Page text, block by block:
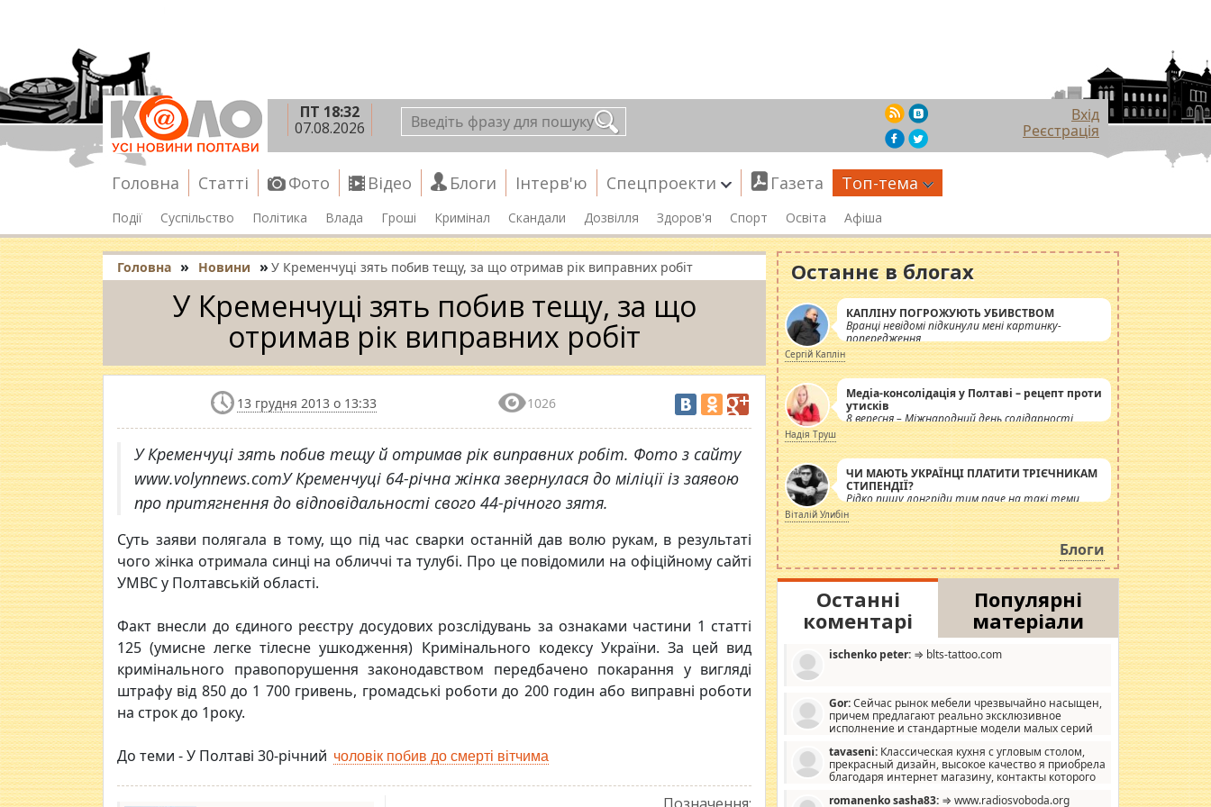
ПТ 18:32
07.08.2026
Вхід
Реєстрація
Головна Статті Фото Відео Блоги Інтерв'ю Спецпроекти Газета Топ-тема
Події Суспільство Політика Влада Гроші Кримінал Скандали Дозвілля Здоров'я Спорт Освіта Афіша
Головна » Новини » У Кременчуці зять побив тещу, за що отримав рік виправних робіт
У Кременчуці зять побив тещу, за що
отримав рік виправних робіт
13 грудня 2013 о 13:33 1026
У Кременчуці зять побив тещу й отримав рік виправних робіт. Фото з сайту
www.volynnews.comУ Кременчуці 64-річна жінка звернулася до міліції із заявою
про притягнення до відповідальності свого 44-річного зятя.
Суть заяви полягала в тому, що під час сварки останній дав волю рукам, в результаті
чого жінка отримала синці на обличчі та тулубі. Про це повідомили на офіційному сайті
УМВС у Полтавській області.
Факт внесли до єдиного реєстру досудових розслідувань за ознаками частини 1 статті
125 (умисне легке тілесне ушкодження) Кримінального кодексу України. За цей вид
кримінального правопорушення законодавством передбачено покарання у вигляді
штрафу від 850 до 1 700 гривень, громадські роботи до 200 годин або виправні роботи
на строк до 1року.
До теми - У Полтаві 30-річний чоловік побив до смерті вітчима
Останнє в блогах
КАПЛІНУ ПОГРОЖУЮТЬ УБИВСТВОМ
Вранці невідомі підкинули мені картинку-
попередження
Сергій Каплін
Медіа-консолідація у Полтаві – рецепт проти
утисків
8 вересня – Міжнародний день солідарності
журналістів.
Надія Труш
ЧИ МАЮТЬ УКРАЇНЦІ ПЛАТИТИ ТРІЄЧНИКАМ
СТИПЕНДІЇ?
Рідко пишу лонгріди тим паче на такі теми,
але вже просто дістало! Обурюють сьогоднішні
інсенуації навколо стипендіального питання.
Штучно роздувається ще одна соціальна
катастрофа.
Віталій Улибін
Блоги
Останні
коментарі
Популярні
матеріали
ischenko peter: ⇒ blts-tattoo.com
Gor:Сейчас рынок мебели чрезвычайно насыщен,
причем предлагают реально эксклюзивное
исполнение и стандартные модели малых серий
дизайну, мало походит на стандартные формы, в MebelOk,
креативненько и что главное - со вкусом все в порядке,
без ненужных наворотов удорожающих мебель, а это не
tavaseni: Классическая кухня с угловым столом,
прекрасный дизайн, высокое качество я приобрела
благодаря интернет магазину, контакты которого
romanenko sasha83: ⇒ www.radiosvoboda.org